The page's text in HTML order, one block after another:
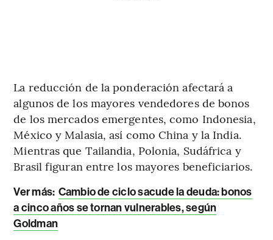
La reducción de la ponderación afectará a
algunos de los mayores vendedores de bonos
de los mercados emergentes, como Indonesia,
México y Malasia, así como China y la India.
Mientras que Tailandia, Polonia, Sudáfrica y
Brasil figuran entre los mayores beneficiarios.
Ver más: Cambio de ciclo sacude la deuda: bonos
a cinco años se tornan vulnerables, según
Goldman